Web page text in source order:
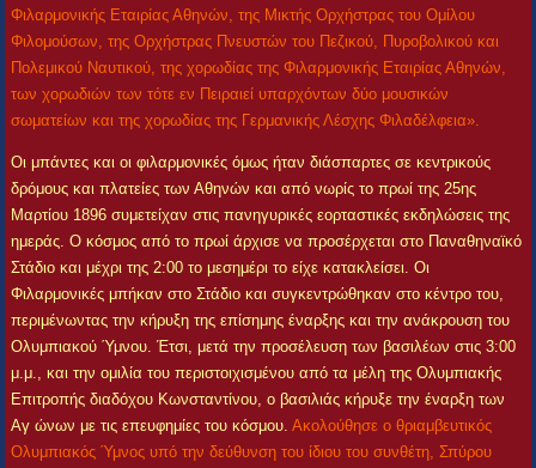
Φιλαρμονικής Εταιρίας Αθηνών, της Μικτής Ορχήστρας του Ομίλου
Φιλομούσων, της Ορχήστρας Πνευστών του Πεζικού, Πυροβολικού και
Πολεμικού Ναυτικού, της χορωδίας της Φιλαρμονικής Εταιρίας Αθηνών,
των χορωδιών των τότε εν Πειραιεί υπαρχόντων δύο μουσικών
σωματείων και της χορωδίας της Γερμανικής Λέσχης Φιλαδέλφεια».
Οι μπάντες και οι φιλαρμονικές όμως ήταν διάσπαρτες σε κεντρικούς
δρόμους και πλατείες των Αθηνών και από νωρίς το πρωί της 25ης
Μαρτίου 1896 συμετείχαν στις πανηγυρικές εορταστικές εκδηλώσεις της
ημεράς. Ο κόσμος από το πρωί άρχισε να προσέρχεται στο Παναθηναϊκό
Στάδιο και μέχρι της 2:00 το μεσημέρι το είχε κατακλείσει. Οι
Φιλαρμονικές μπήκαν στο Στάδιο και συγκεντρώθηκαν στο κέντρο του,
περιμένωντας την κήρυξη της επίσημης έναρξης και την ανάκρουση του
Ολυμπιακού Ύμνου. Έτσι, μετά την προσέλευση των βασιλέων στις 3:00
μ.μ., και την ομιλία του περιστοιχισμένου από τα μέλη της Ολυμπιακής
Επιτροπής διαδόχου Κωνσταντίνου, ο βασιλιάς κήρυξε την έναρξη των
Αγ ώνων με τις επευφημίες του κόσμου. Ακολούθησε ο θριαμβευτικός
Ολυμπιακός Ύμνος υπό την δεύθυνση του ίδιου του συνθέτη, Σπύρου